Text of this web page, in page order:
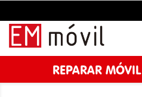
REPARAR MÓVIL